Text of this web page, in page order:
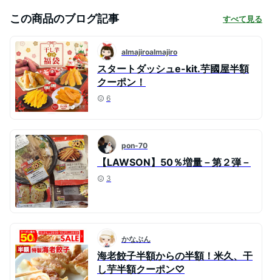
この商品のブログ記事 すべて見る
almajiroalmajiro
スタートダッシュe-kit.芋國屋半額
クーポン！
6
pon-70
【LAWSON】50％増量－第２弾－
3
かなぶん
海老餃子半額からの半額！米久、干
し芋半額クーポン♡